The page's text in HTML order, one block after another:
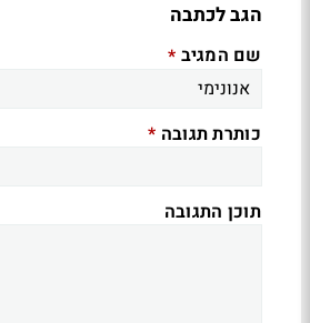
הגב לכתבה
שם המגיב *
כותרת תגובה *
תוכן התגובה